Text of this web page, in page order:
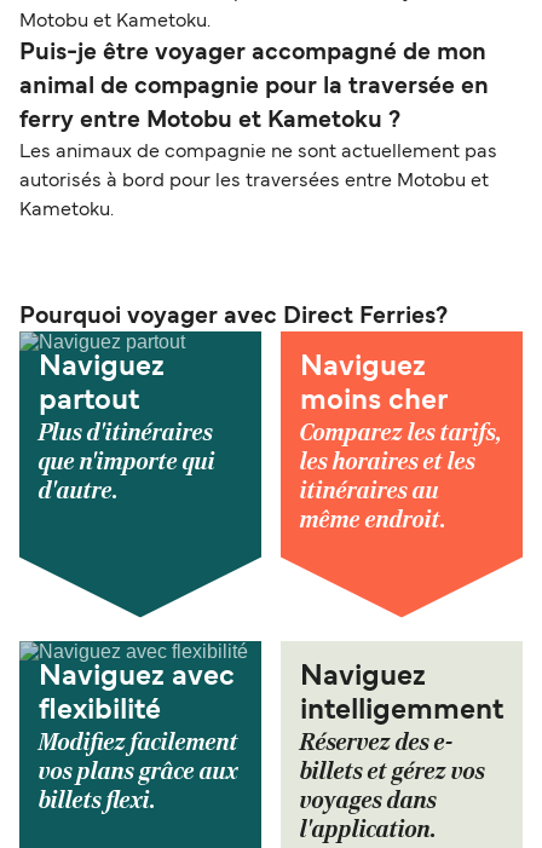
Motobu et Kametoku.
Puis-je être voyager accompagné de mon
animal de compagnie pour la traversée en
ferry entre Motobu et Kametoku ?
Les animaux de compagnie ne sont actuellement pas
autorisés à bord pour les traversées entre Motobu et
Kametoku.
Pourquoi voyager avec Direct Ferries?
Naviguez
partout
Plus d'itinéraires
que n'importe qui
d'autre.
Naviguez
moins cher
Comparez les tarifs,
les horaires et les
itinéraires au
même endroit.
Naviguez avec
flexibilité
Modifiez facilement
vos plans grâce aux
billets flexi.
Naviguez
intelligemment
Réservez des e-
billets et gérez vos
voyages dans
l'application.